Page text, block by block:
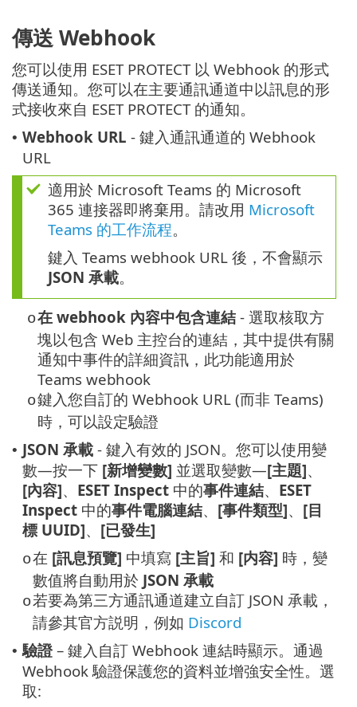
傳送 Webhook
您可以使用 ESET PROTECT 以 Webhook 的形式
傳送通知。您可以在主要通訊通道中以訊息的形
式接收來自 ESET PROTECT 的通知。
• Webhook URL - 鍵入通訊通道的 Webhook
URL
適用於 Microsoft Teams 的 Microsoft
365 連接器即將棄用。請改用 Microsoft
Teams 的工作流程。
鍵入 Teams webhook URL 後，不會顯示
JSON 承載。
o在 webhook 內容中包含連結 - 選取核取方
塊以包含 Web 主控台的連結，其中提供有關
通知中事件的詳細資訊，此功能適用於
Teams webhook
o鍵入您自訂的 Webhook URL (而非 Teams)
時，可以設定驗證
• JSON 承載 - 鍵入有效的 JSON。您可以使用變
數—按一下 [新增變數] 並選取變數—[主題]、
[內容]、 ESET Inspect 中的事件連結、 ESET
Inspect 中的事件電腦連結、 [事件類型]、 [目
標 UUID]、 [已發生]
o在 [訊息預覽] 中填寫 [主旨] 和 [内容] 時，變
數值將自動用於 JSON 承載
o若要為第三方通訊通道建立自訂 JSON 承載，
請參其官方説明，例如 Discord
• 驗證– 鍵入自訂 Webhook 連結時顯示。通過
Webhook 驗證保護您的資料並增強安全性。選
取: